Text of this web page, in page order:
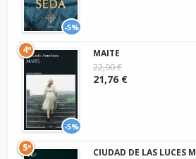
-5%
-5%
4º
MAITE
22,90 €
21,76 €
5º
CIUDAD DE LAS LUCES